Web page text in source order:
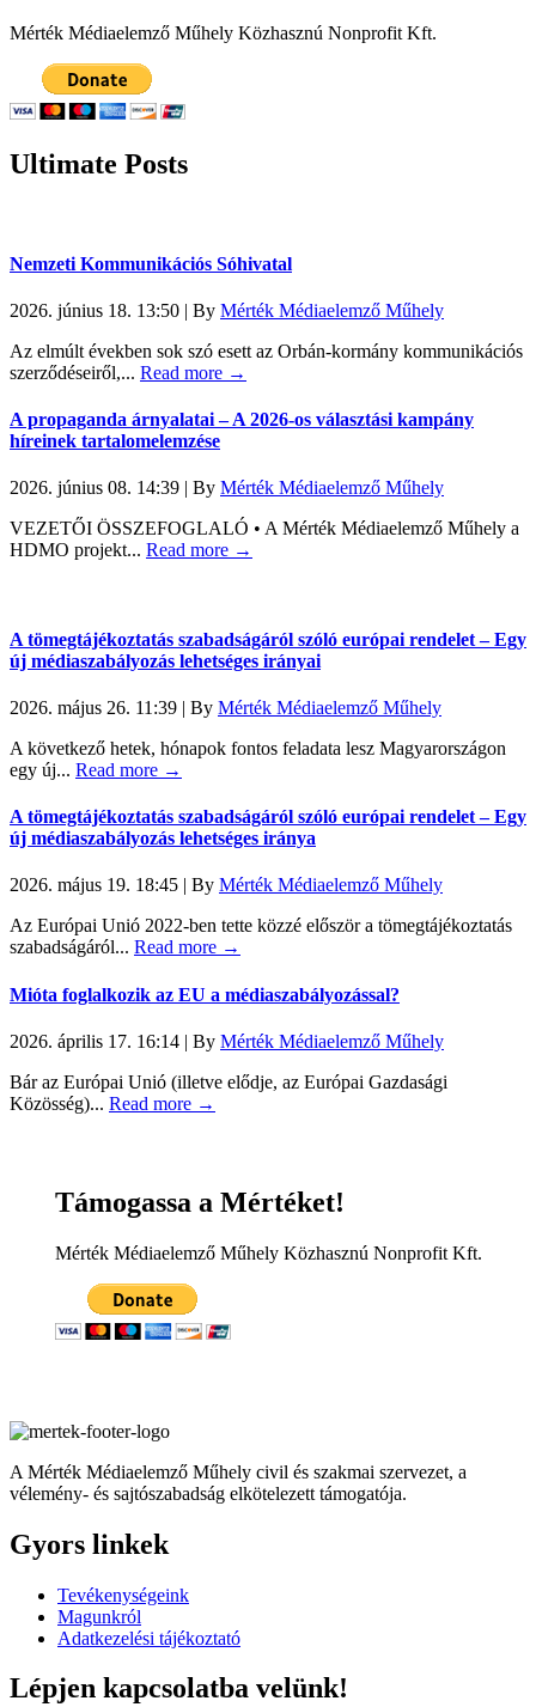
Mérték Médiaelemző Műhely Közhasznú Nonprofit Kft.
Ultimate Posts
Nemzeti Kommunikációs Sóhivatal
2026. június 18. 13:50 | By Mérték Médiaelemző Műhely
Az elmúlt években sok szó esett az Orbán-kormány kommunikációs
szerződéseiről,... Read more →
A propaganda árnyalatai – A 2026-os választási kampány
híreinek tartalomelemzése
2026. június 08. 14:39 | By Mérték Médiaelemző Műhely
VEZETŐI ÖSSZEFOGLALÓ • A Mérték Médiaelemző Műhely a
HDMO projekt... Read more →
A tömegtájékoztatás szabadságáról szóló európai rendelet – Egy
új médiaszabályozás lehetséges irányai
2026. május 26. 11:39 | By Mérték Médiaelemző Műhely
A következő hetek, hónapok fontos feladata lesz Magyarországon
egy új... Read more →
A tömegtájékoztatás szabadságáról szóló európai rendelet – Egy
új médiaszabályozás lehetséges iránya
2026. május 19. 18:45 | By Mérték Médiaelemző Műhely
Az Európai Unió 2022-ben tette közzé először a tömegtájékoztatás
szabadságáról... Read more →
Mióta foglalkozik az EU a médiaszabályozással?
2026. április 17. 16:14 | By Mérték Médiaelemző Műhely
Bár az Európai Unió (illetve elődje, az Európai Gazdasági
Közösség)... Read more →
Támogassa a Mértéket!
Mérték Médiaelemző Műhely Közhasznú Nonprofit Kft.
A Mérték Médiaelemző Műhely civil és szakmai szervezet, a
vélemény- és sajtószabadság elkötelezett támogatója.
Gyors linkek
Tevékenységeink
Magunkról
Adatkezelési tájékoztató
Lépjen kapcsolatba velünk!